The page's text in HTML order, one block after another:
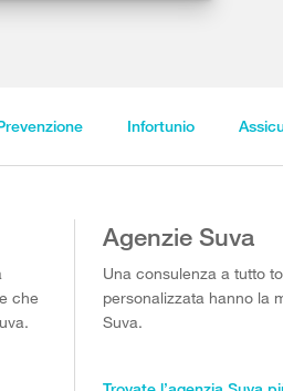
Infortunio
che
Agenzie Suva
Una consulenza a tutto
personalizzata hanno la
Suva.